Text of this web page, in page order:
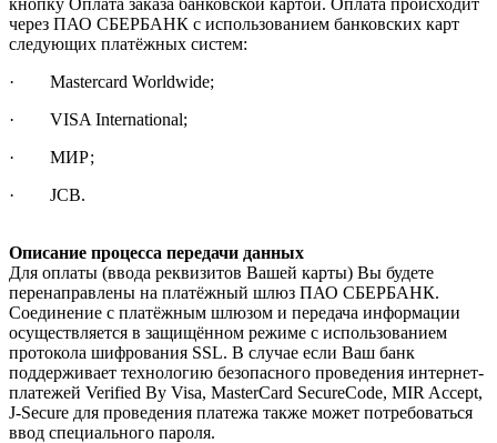
через ПАО СБЕРБАНК с использованием банковских карт
следующих платёжных систем:
· Mastercard Worldwide;
· VISA International;
· МИР;
· JCB.
Описание процесса передачи данных
Для оплаты (ввода реквизитов Вашей карты) Вы будете
перенаправлены на платёжный шлюз ПАО СБЕРБАНК.
Соединение с платёжным шлюзом и передача информации
осуществляется в защищённом режиме с использованием
протокола шифрования SSL. В случае если Ваш банк
поддерживает технологию безопасного проведения интернет-
платежей Verified By Visa, MasterCard SecureCode, MIR Accept,
J-Secure для проведения платежа также может потребоваться
ввод специального пароля.